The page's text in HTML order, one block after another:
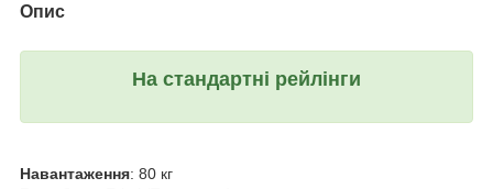
Опис
На стандартні рейлінги
Навантаження: 80 кг